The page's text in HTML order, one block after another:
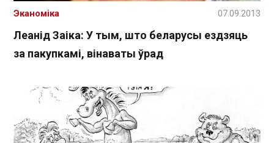
Леанід Заіка: У тым, што беларусы ездзяць
за пакупкамі, вінаваты ўрад
Эканоміка 07.09.2013